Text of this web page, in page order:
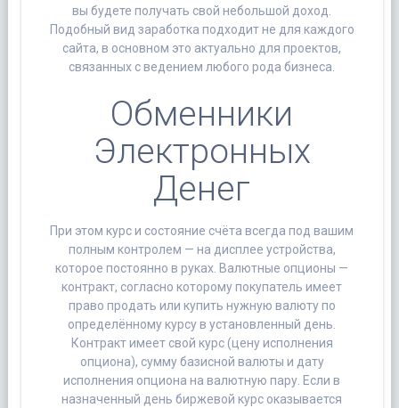
вы будете получать свой небольшой доход.
Подобный вид заработка подходит не для каждого
сайта, в основном это актуально для проектов,
связанных с ведением любого рода бизнеса.
Обменники
Электронных
Денег
При этом курс и состояние счёта всегда под вашим
полным контролем — на дисплее устройства,
которое постоянно в руках. Валютные опционы —
контракт, согласно которому покупатель имеет
право продать или купить нужную валюту по
определённому курсу в установленный день.
Контракт имеет свой курс (цену исполнения
опциона), сумму базисной валюты и дату
исполнения опциона на валютную пару. Если в
назначенный день биржевой курс оказывается